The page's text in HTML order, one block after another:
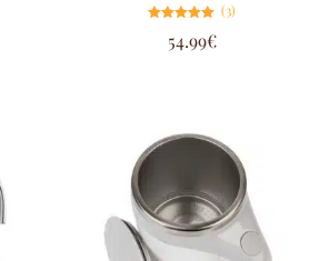
5.00
sur 5
(3)
54.99€